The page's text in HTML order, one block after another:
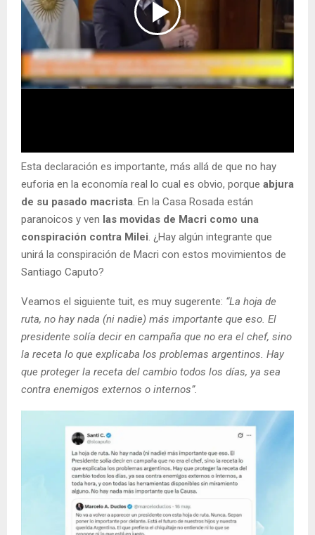
Esta declaración es importante, más allá de que no hay
euforia en la economía real lo cual es obvio, porque abjura
de su pasado macrista. En la Casa Rosada están
paranoicos y ven las movidas de Macri como una
conspiración contra Milei. ¿Hay algún integrante que
unirá la conspiración de Macri con estos movimientos de
Santiago Caputo?
Veamos el siguiente tuit, es muy sugerente: “La hoja de
ruta, no hay nada (ni nadie) más importante que eso. El
presidente solía decir en campaña que no era el chef, sino
la receta lo que explicaba los problemas argentinos. Hay
que proteger la receta del cambio todos los días, ya sea
contra enemigos externos o internos”.